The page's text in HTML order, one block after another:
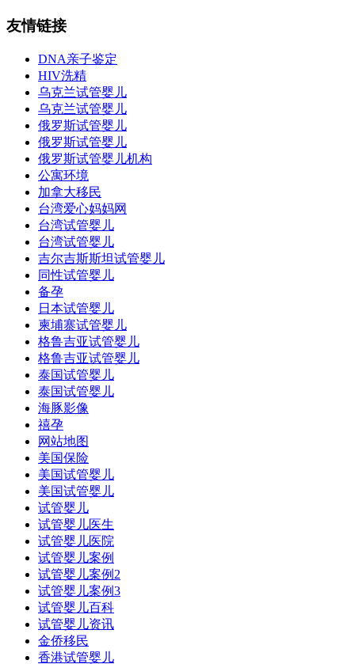
友情链接
DNA亲子鉴定
HIV洗精
乌克兰试管婴儿
乌克兰试管婴儿
俄罗斯试管婴儿
俄罗斯试管婴儿
俄罗斯试管婴儿机构
公寓环境
加拿大移民
台湾爱心妈妈网
台湾试管婴儿
台湾试管婴儿
吉尔吉斯斯坦试管婴儿
同性试管婴儿
备孕
日本试管婴儿
柬埔寨试管婴儿
格鲁吉亚试管婴儿
格鲁吉亚试管婴儿
泰国试管婴儿
泰国试管婴儿
海豚影像
禧孕
网站地图
美国保险
美国试管婴儿
美国试管婴儿
试管婴儿
试管婴儿医生
试管婴儿医院
试管婴儿案例
试管婴儿案例2
试管婴儿案例3
试管婴儿百科
试管婴儿资讯
金侨移民
香港试管婴儿